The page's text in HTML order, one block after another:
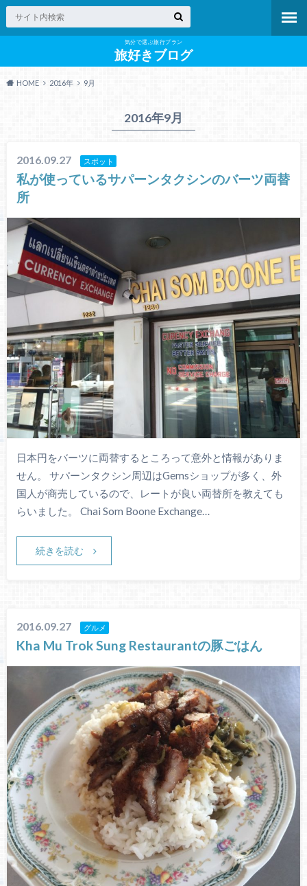
気分で選ぶ旅行プラン
旅好きブログ
HOME 2016年 9月
2016年9月
2016.09.27 スポット
私が使っているサパーンタクシンのバーツ両替
所
日本円をバーツに両替するところって意外と情報がありま
せん。 サパーンタクシン周辺はGemsショップが多く、外
国人が商売しているので、レートが良い両替所を教えても
らいました。 Chai Som Boone Exchange…
続きを読む
2016.09.27 グルメ
Kha Mu Trok Sung Restaurantの豚ごはん